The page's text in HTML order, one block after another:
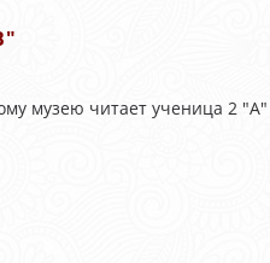
музею читает ученица 2